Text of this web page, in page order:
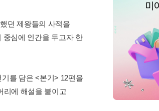
던 제왕들의 사적을
중심에 인간을 두고자 한
를 담은 <본기> 12편을
리에 해설을 붙이고